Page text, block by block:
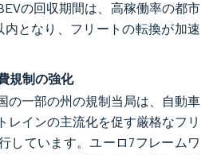
の回収期間は、高稼働率の都市
となり、フリートの転換が加速
規制の強化
の一部の州の規制当局は、自動車
レインの主流化を促す厳格なフリ
しています。ユーロ7フレームワ